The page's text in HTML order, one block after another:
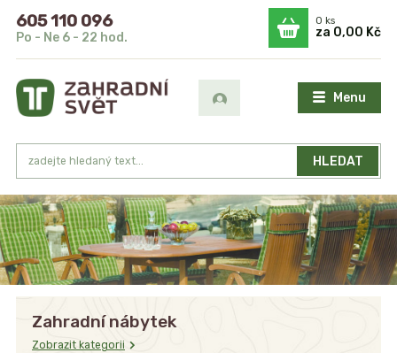
Menu
HLEDAT
605 110 096
Po - Ne 6 - 22 hod.
0ks
za 0,00 Kč
Zahradní nábytek
Zobrazit kategorii